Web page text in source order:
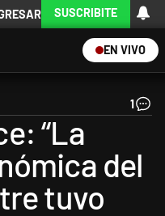
SUSCRIBITE
EN VIVO
1
“La
del
tuvo